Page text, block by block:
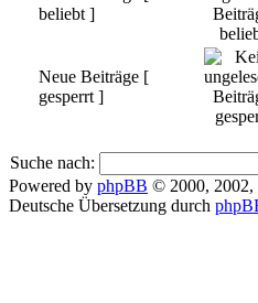
beliebt ]
Neue Beiträge [
gesperrt ]
Suche nach:
Powered by phpBB © 2000, 2002,
Deutsche Übersetzung durch